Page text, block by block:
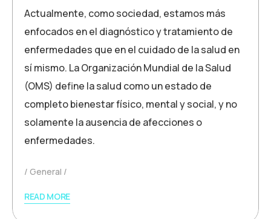
Actualmente, como sociedad, estamos más
enfocados en el diagnóstico y tratamiento de
enfermedades que en el cuidado de la salud en
sí mismo. La Organización Mundial de la Salud
(OMS) define la salud como un estado de
completo bienestar físico, mental y social, y no
solamente la ausencia de afecciones o
enfermedades.
General
READ MORE